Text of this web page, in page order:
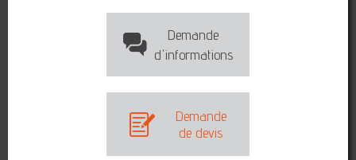
Demande
d'informations
Demande
de devis